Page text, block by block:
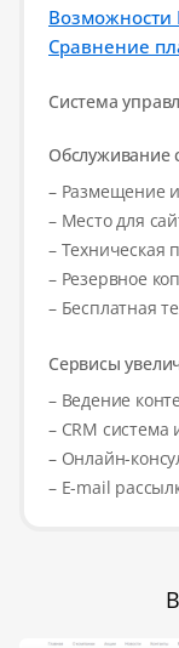
Возможности
Сравнение
Система
Обслуживание
– Размещение
– Место для
– Техническая
– Резервное
– Бесплатная
Сервисы
– Ведение
– CRM
– Онлайн-
– E-mail